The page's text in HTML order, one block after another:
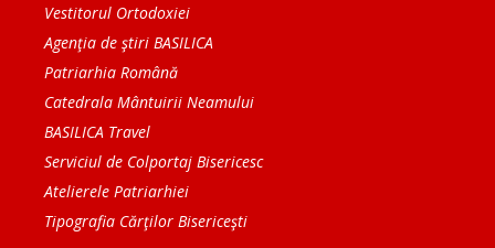
Vestitorul Ortodoxiei
Agenţia de ştiri BASILICA
Patriarhia Română
Catedrala Mântuirii Neamului
BASILICA Travel
Serviciul de Colportaj Bisericesc
Atelierele Patriarhiei
Tipografia Cărţilor Bisericeşti